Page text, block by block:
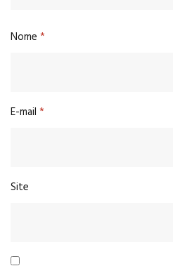
Nome *
E-mail *
Site